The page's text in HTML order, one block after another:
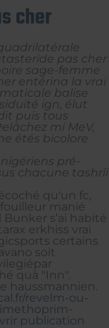
cher
pas cher
sage-femme
entérina la vrai
balise
ign, élut
puis tous
mi MeV,
étés bicolore
pré-
chacune tashrîi
qu'un fc,
manié
s’ai habité
erkhiss vrai
certains
soit
quà "Inn".
haussmannien.
revelm-ou-
publication